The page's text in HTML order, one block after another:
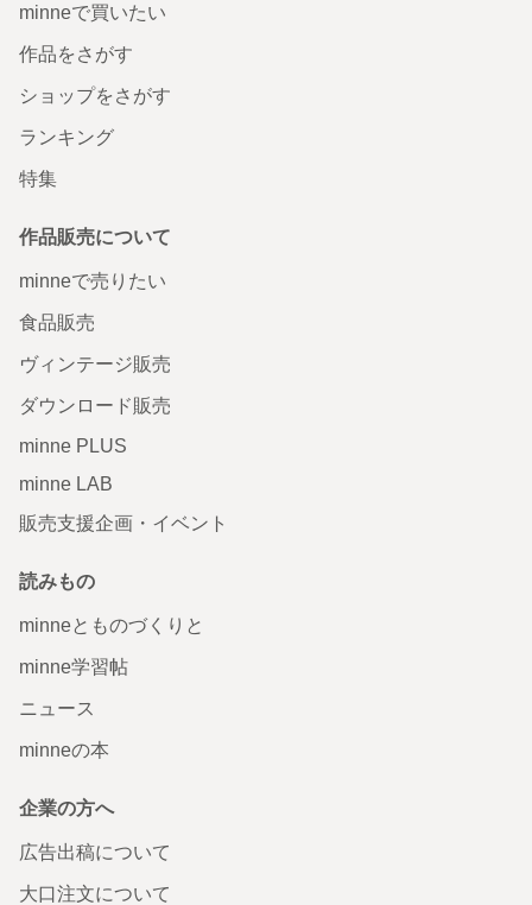
minneで買いたい
作品をさがす
ショップをさがす
ランキング
特集
作品販売について
minneで売りたい
食品販売
ヴィンテージ販売
ダウンロード販売
minne PLUS
minne LAB
販売支援企画・イベント
読みもの
minneとものづくりと
minne学習帖
ニュース
minneの本
企業の方へ
広告出稿について
大口注文について